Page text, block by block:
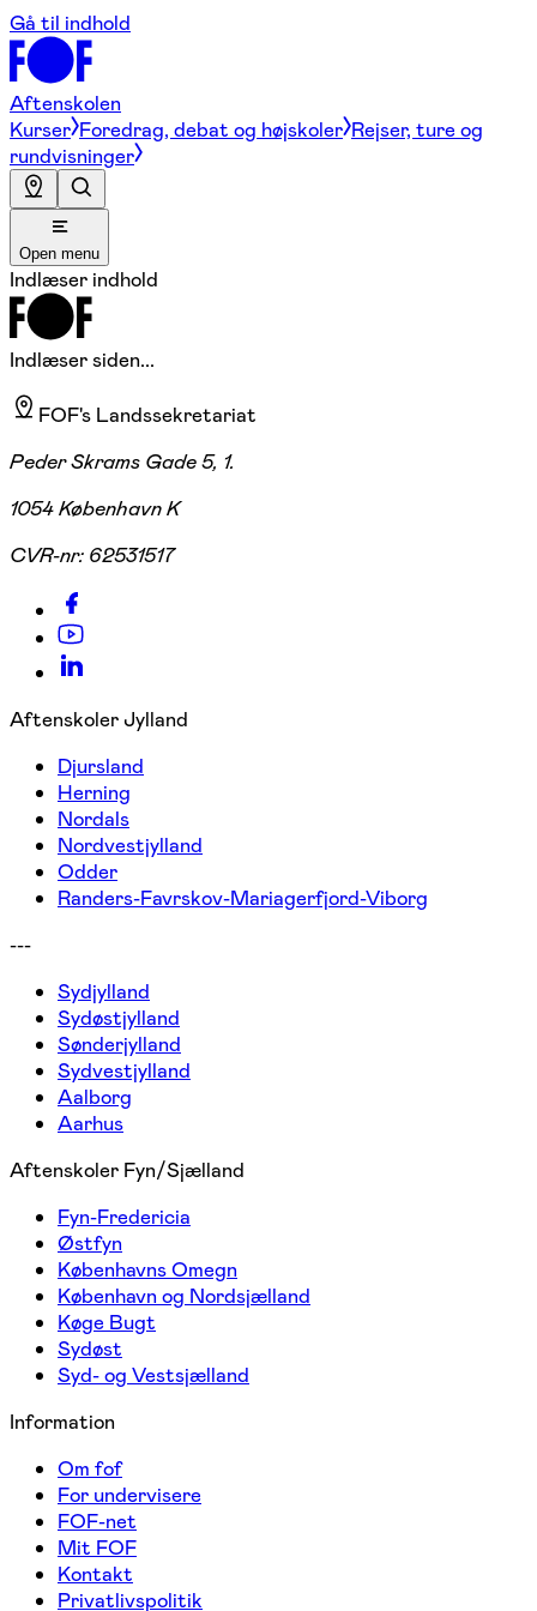
Gå til indhold
Aftenskolen
Kurser Foredrag, debat og højskoler Rejser, ture og
rundvisninger
Open menu
Indlæser indhold
Indlæser siden...
FOF's Landssekretariat
Peder Skrams Gade 5, 1.
1054 København K
CVR-nr: 62531517
Aftenskoler Jylland
Djursland
Herning
Nordals
Nordvestjylland
Odder
Randers-Favrskov-Mariagerfjord-Viborg
---
Sydjylland
Sydøstjylland
Sønderjylland
Sydvestjylland
Aalborg
Aarhus
Aftenskoler Fyn/Sjælland
Fyn-Fredericia
Østfyn
Københavns Omegn
København og Nordsjælland
Køge Bugt
Sydøst
Syd- og Vestsjælland
Information
Om fof
For undervisere
FOF-net
Mit FOF
Kontakt
Privatlivspolitik